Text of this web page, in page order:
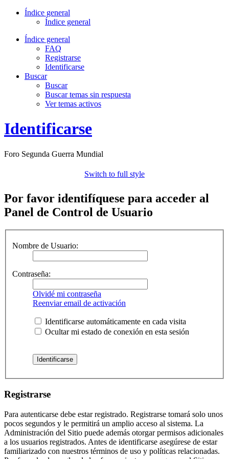
Índice general
Índice general
Índice general
FAQ
Registrarse
Identificarse
Buscar
Buscar
Buscar temas sin respuesta
Ver temas activos
Identificarse
Foro Segunda Guerra Mundial
Switch to full style
Por favor identifíquese para acceder al
Panel de Control de Usuario
Nombre de Usuario:
Contraseña:
Olvidé mi contraseña
Reenviar email de activación
Identificarse automáticamente en cada visita
Ocultar mi estado de conexión en esta sesión
Registrarse
Para autenticarse debe estar registrado. Registrarse tomará solo unos
pocos segundos y le permitirá un amplio acceso al sistema. La
Administración del Sitio puede además otorgar permisos adicionales
a los usuarios registrados. Antes de identificarse asegúrese de estar
familiarizado con nuestros términos de uso y políticas relacionadas.